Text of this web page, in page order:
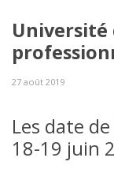
Université
27 août 2019
Les date
18-19 juin